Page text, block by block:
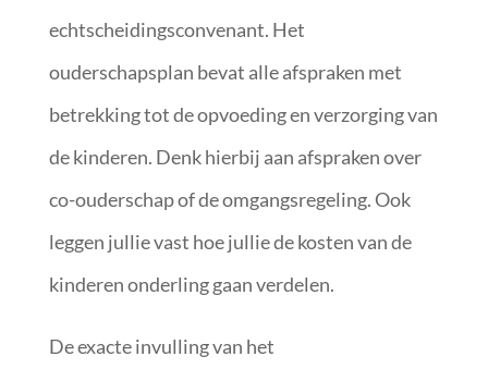
echtscheidingsconvenant. Het
ouderschapsplan bevat alle afspraken met
betrekking tot de opvoeding en verzorging van
de kinderen. Denk hierbij aan afspraken over
co-ouderschap of de omgangsregeling. Ook
leggen jullie vast hoe jullie de kosten van de
kinderen onderling gaan verdelen.
De exacte invulling van het